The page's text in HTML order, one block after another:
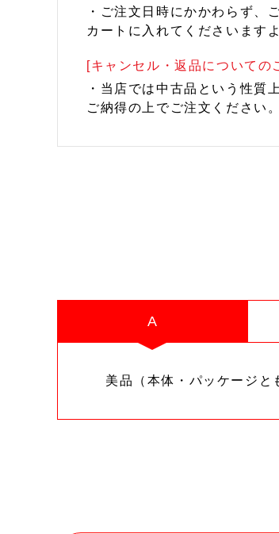
・ご注文日時にかかわらず、
カートに入れてくださいます
[キャンセル・返品についての
・当店では中古品という性質
ご納得の上でご注文ください。
A
美品（本体・パッケージと